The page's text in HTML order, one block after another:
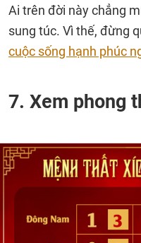
Ai trên đời này chẳng
sung túc. Vì thế, đừng
cuộc sống hạnh phúc
7. Xem phong